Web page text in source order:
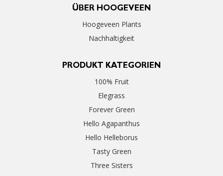
ÜBER HOOGEVEEN
Hoogeveen Plants
Nachhaltigkeit
PRODUKT KATEGORIEN
100% Fruit
Elegrass
Forever Green
Hello Agapanthus
Hello Helleborus
Tasty Green
Three Sisters